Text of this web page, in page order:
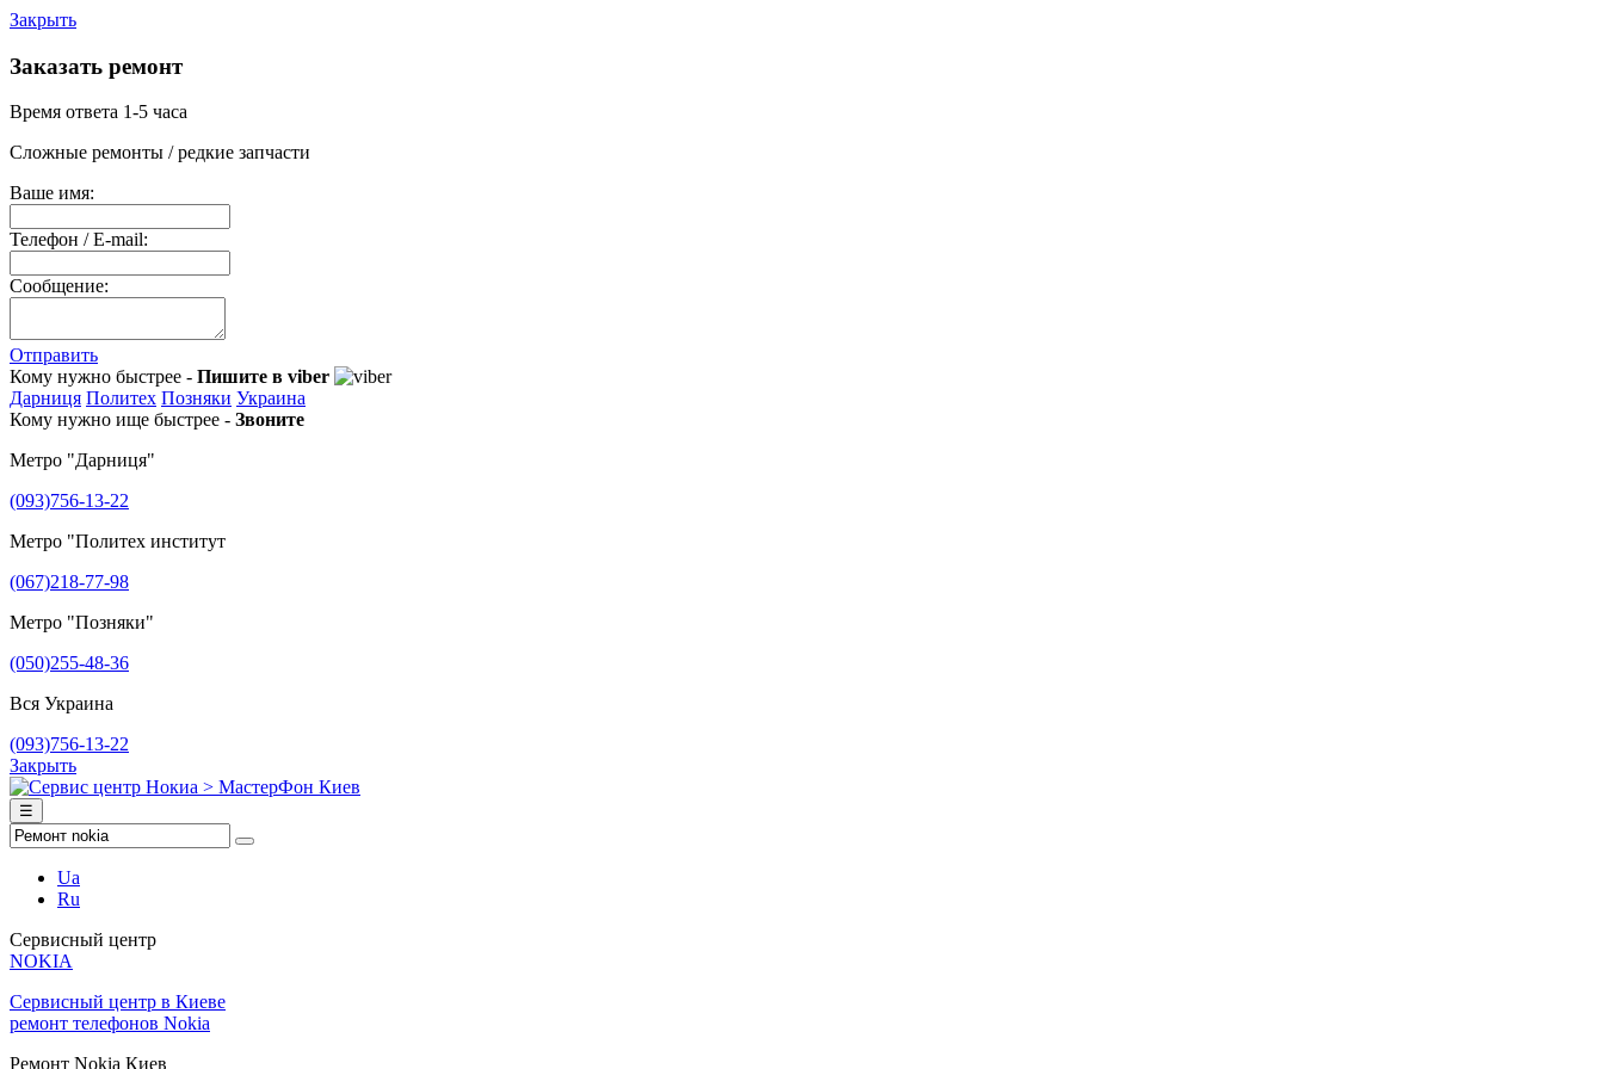
Закрыть
Заказать ремонт
Время ответа 1-5 часа
Сложные ремонты / редкие запчасти
Ваше имя:
Телефон / E-mail:
Сообщение:
Отправить
Кому нужно быстрее - Пишите в viber
Дарниця Политех Позняки Украина
Кому нужно ище быстрее - Звоните
Метро "Дарниця"
(093)756-13-22
Метро "Политех институт
(067)218-77-98
Метро "Позняки"
(050)255-48-36
Вся Украина
(093)756-13-22
Закрыть
☰
Ua
Ru
Сервисный центр
NOKIA
Сервисный центр в Киеве
ремонт телефонов Nokia
Ремонт Nokia Киев